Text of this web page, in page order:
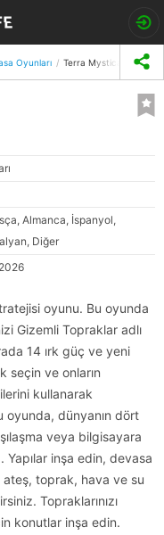
Oyunları Terra Mystica
Almanca, İspanyol,
Diğer
oyunu. Bu oyunda
Gizemli Topraklar adlı
14 ırk güç ve yeni
seçin ve onların
kullanarak
oyunda, dünyanın dört
veya bilgisayara
Yapılar inşa edin, devasa
toprak, hava ve su
Topraklarınızı
konutlar inşa edin.